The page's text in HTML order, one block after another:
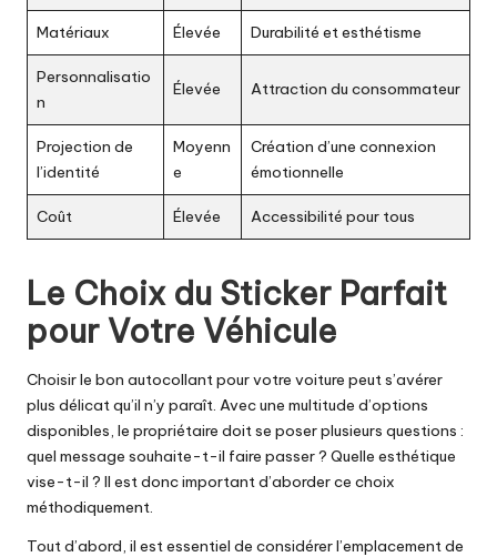
Matériaux Élevée Durabilité et esthétisme
Personnalisatio
n
Élevée Attraction du consommateur
Projection de
l’identité
Moyenn
e
Création d’une connexion
émotionnelle
Coût Élevée Accessibilité pour tous
Le Choix du Sticker Parfait
pour Votre Véhicule
Choisir le bon autocollant pour votre voiture peut s’avérer
plus délicat qu’il n’y paraît. Avec une multitude d’options
disponibles, le propriétaire doit se poser plusieurs questions :
quel message souhaite-t-il faire passer ? Quelle esthétique
vise-t-il ? Il est donc important d’aborder ce choix
méthodiquement.
Tout d’abord, il est essentiel de considérer l’emplacement de